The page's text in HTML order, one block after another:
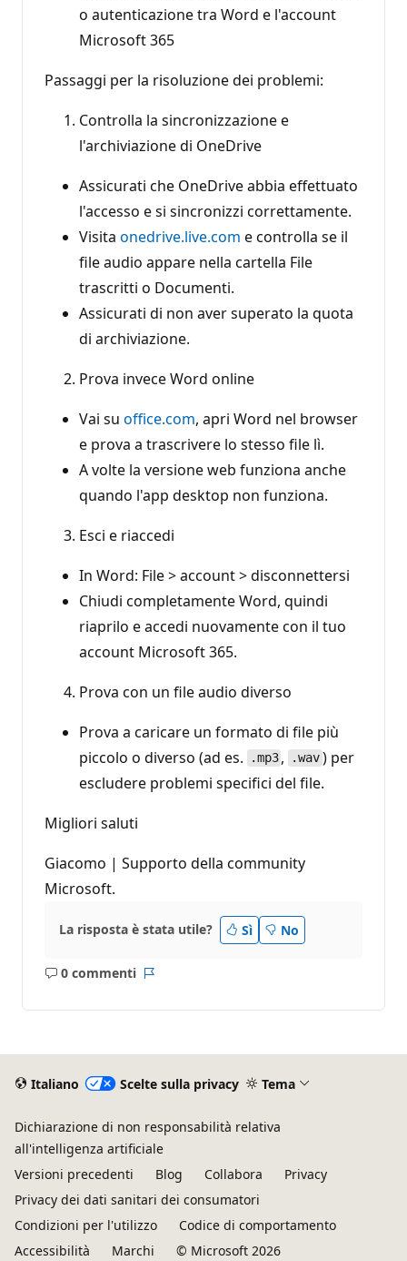
o autenticazione tra Word e l'account
Microsoft 365
Passaggi per la risoluzione dei problemi:
Controlla la sincronizzazione e
l'archiviazione di OneDrive
Assicurati che OneDrive abbia effettuato
l'accesso e si sincronizzi correttamente.
Visita onedrive.live.com e controlla se il
file audio appare nella cartella File
trascritti o Documenti.
Assicurati di non aver superato la quota
di archiviazione.
Prova invece Word online
Vai su office.com, apri Word nel browser
e prova a trascrivere lo stesso file lì.
A volte la versione web funziona anche
quando l'app desktop non funziona.
Esci e riaccedi
In Word: File > account > disconnettersi
Chiudi completamente Word, quindi
riaprilo e accedi nuovamente con il tuo
account Microsoft 365.
Prova con un file audio diverso
Prova a caricare un formato di file più
piccolo o diverso (ad es.
.mp3 , .wav) per
escludere problemi specifici del file.
Migliori saluti
Giacomo | Supporto della community
Microsoft.
La risposta è stata utile? Sì No
0 commenti
Nessun
Italiano Scelte sulla privacy Tema
Dichiarazione di non responsabilità relativa
all'intelligenza artificiale
Versioni precedenti
Blog Collabora
Privacy
Privacy dei dati sanitari dei consumatori
Condizioni per l'utilizzo
Codice di comportamento
Accessibilità
Marchi © Microsoft 2026